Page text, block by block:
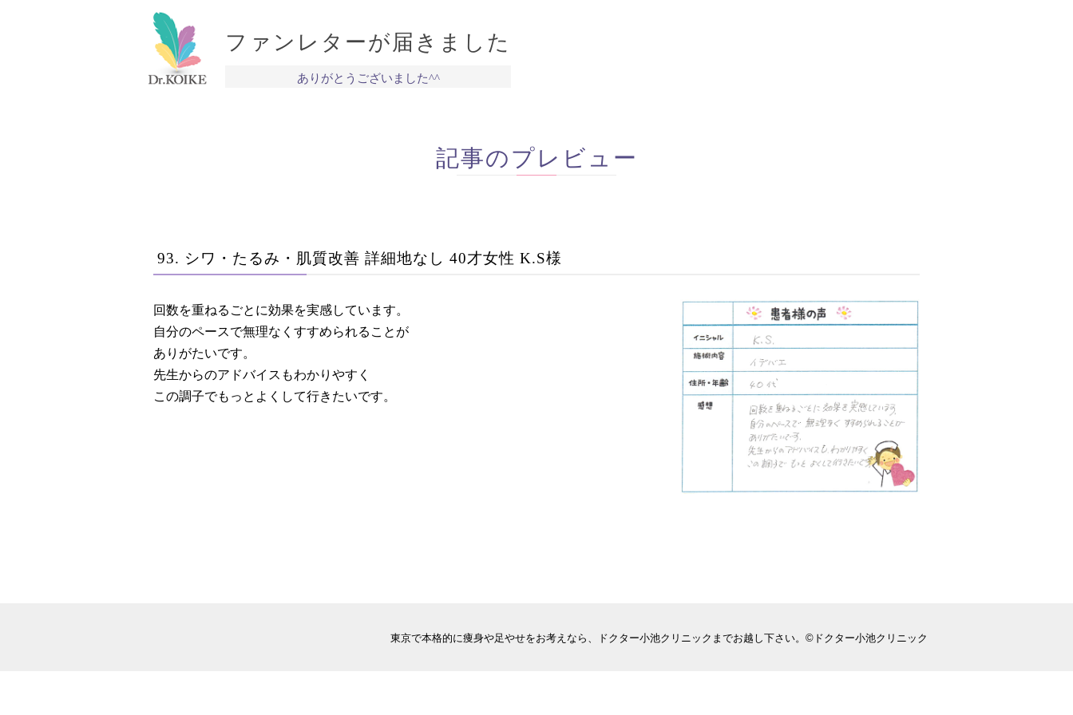
ファンレターが届きました
ありがとうございました^^
記事のプレビュー
93. シワ・たるみ・肌質改善 詳細地なし 40才女性 K.S様
回数を重ねるごとに効果を実感しています。
自分のペースで無理なくすすめられることが
ありがたいです。
先生からのアドバイスもわかりやすく
この調子でもっとよくして行きたいです。
東京で本格的に痩身や足やせをお考えなら、ドクター小池クリニックまでお越し下さい。©ドクター小池クリニック